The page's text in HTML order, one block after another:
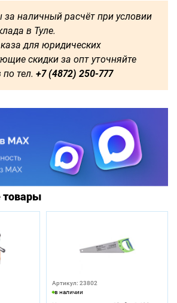
наличный расчёт при условии
в Туле.
для юридических
скидки за опт уточняйте
тел. +7 (4872) 250-777
товары
Артикул: 23802
в наличии